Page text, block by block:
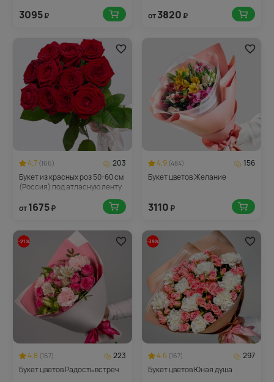
3095₽ от3820 ₽
4.7 (166)
203
Букет из красных роз 50-60 см
(Россия) под атласную ленту
от1675₽
4.9 (484)
156
Букет цветов Желание
3110 ₽
-21%
4.8 (167)
223
Букет цветов Радость встреч
-39%
4.6 (167)
297
Букет цветов Юная душа